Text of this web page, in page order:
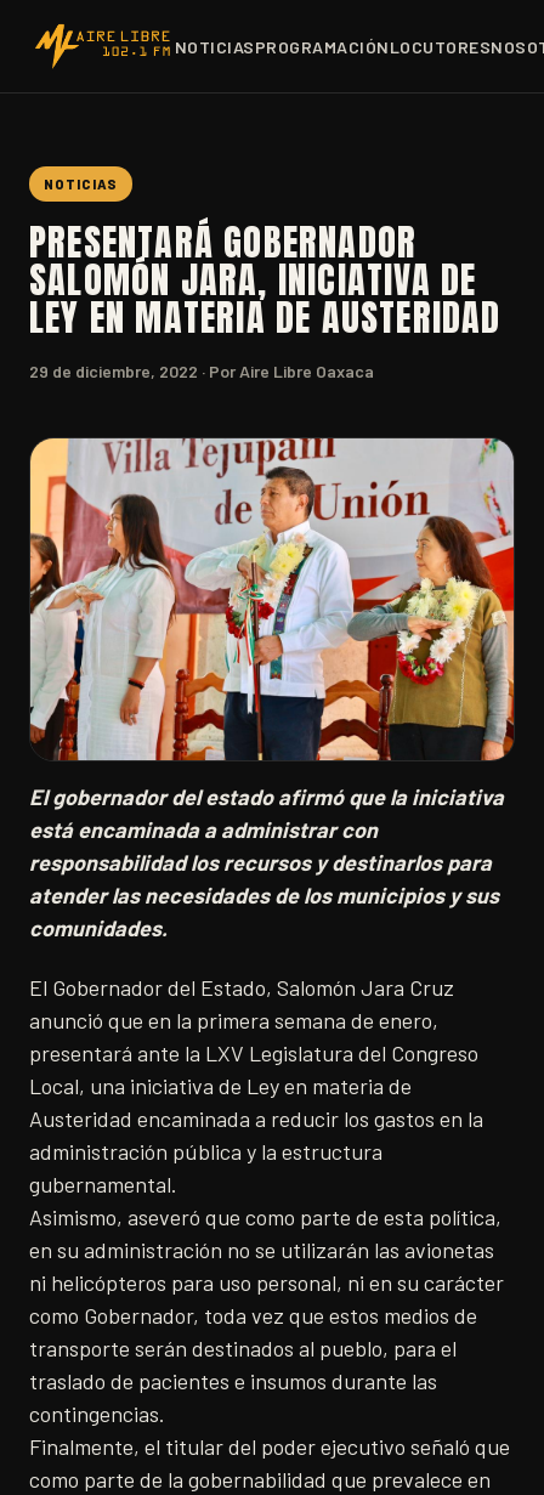
NOTICIASPROGRAMACIÓNLOCUTORES
NOTICIAS
PRESENTARÁ GOBERNADOR
SALOMÓN JARA, INICIATIVA DE
LEY EN MATERIA DE AUSTERIDAD
29 de diciembre, 2022 · Por Aire Libre Oaxaca
El gobernador del estado afirmó que la iniciativa
está encaminada a administrar con
responsabilidad los recursos y destinarlos para
atender las necesidades de los municipios y sus
comunidades.
El Gobernador del Estado, Salomón Jara Cruz
anunció que en la primera semana de enero,
presentará ante la LXV Legislatura del Congreso
Local, una iniciativa de Ley en materia de
Austeridad encaminada a reducir los gastos en la
administración pública y la estructura
gubernamental.
Asimismo, aseveró que como parte de esta política,
en su administración no se utilizarán las avionetas
ni helicópteros para uso personal, ni en su carácter
como Gobernador, toda vez que estos medios de
transporte serán destinados al pueblo, para el
traslado de pacientes e insumos durante las
contingencias.
Finalmente, el titular del poder ejecutivo señaló que
como parte de la gobernabilidad que prevalece en